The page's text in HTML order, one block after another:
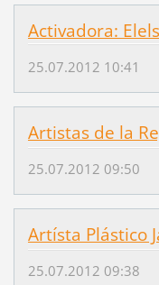
Activadora:
25.07.2012 10:41
Artistas de la
25.07.2012 09:50
Artísta Plástico
25.07.2012 09:38